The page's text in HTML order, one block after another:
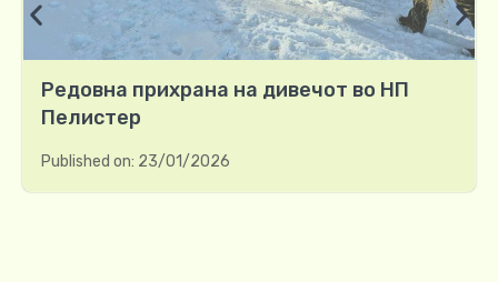
Редовна прихрана на дивечот во НП
Пелистер
Published on: 23/01/2026